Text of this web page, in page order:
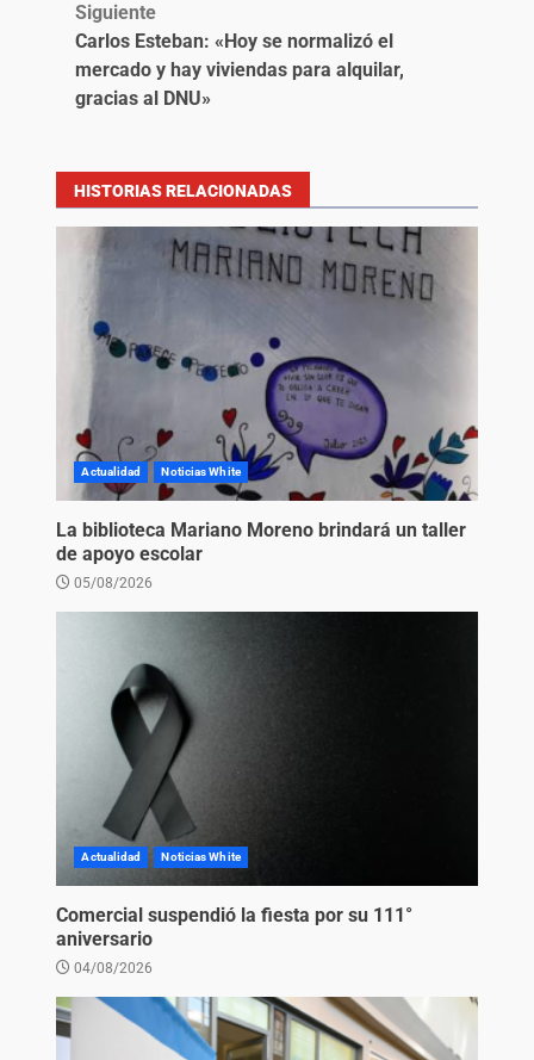
Siguiente
Carlos Esteban: «Hoy se normalizó el
mercado y hay viviendas para alquilar,
gracias al DNU»
HISTORIAS RELACIONADAS
Actualidad Noticias White
La biblioteca Mariano Moreno brindará un taller
de apoyo escolar
05/08/2026
Actualidad Noticias White
Comercial suspendió la fiesta por su 111°
aniversario
04/08/2026